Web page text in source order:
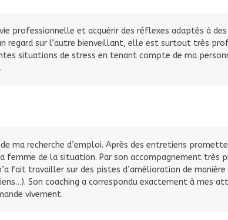
professionnelle et acquérir des réflexes adaptés à
regard sur l’autre bienveillant, elle est surtout très
situations de stress en tenant compte de ma
de ma recherche d’emploi. Après des entretiens
femme de la situation. Par son accompagnement très
fait travailler sur des pistes d’amélioration de
Son coaching a correspondu exactement à mes
vivement.